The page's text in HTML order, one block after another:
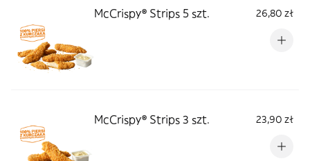
McCrispy® Strips 5 szt. 26,80 zł
McCrispy® Strips 3 szt. 23,90 zł